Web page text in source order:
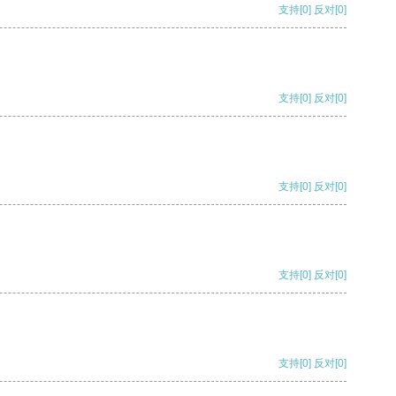
支持[0] 反对[0]
支持[0] 反对[0]
支持[0] 反对[0]
支持[0] 反对[0]
支持[0] 反对[0]